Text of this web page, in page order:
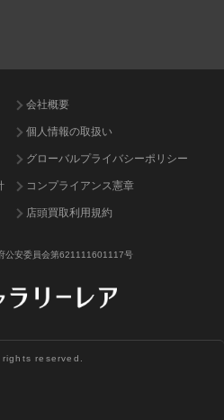
会社概要
個人情報の取扱い
グローバルプライバシーポリシー
コンプライアンス憲章
店頭買取利用規約
公安委員会第621111601117号
reserved.